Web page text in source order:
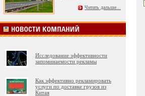
Читать дальше...
Исследование эффективности
запоминаемости рекламы
Как эффективно рекламировать
услуги по доставке грузов из
Китая